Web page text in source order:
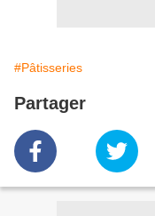
#Pâtisseries
Partager